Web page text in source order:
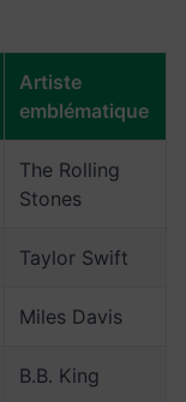
Artiste
emblématique
The Rolling
Stones
Taylor Swift
Miles Davis
B.B. King